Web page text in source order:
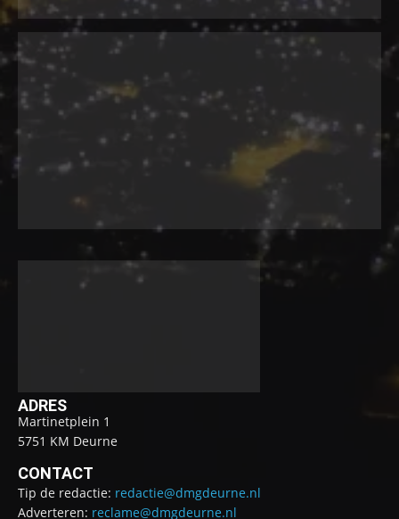
ADRES
Martinetplein 1
5751 KM Deurne
CONTACT
Tip de redactie: redactie@dmgdeurne.nl
Adverteren: reclame@dmgdeurne.nl